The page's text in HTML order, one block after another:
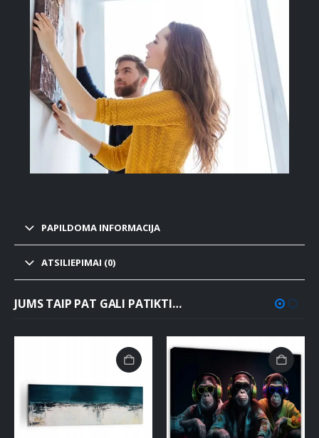
PAPILDOMA INFORMACIJA
ATSILIEPIMAI (0)
JUMS TAIP PAT GALI PATIKTI…